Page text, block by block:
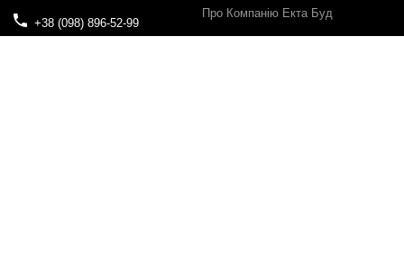
+38 (098) 896-52-99
Про Компанію Екта Буд